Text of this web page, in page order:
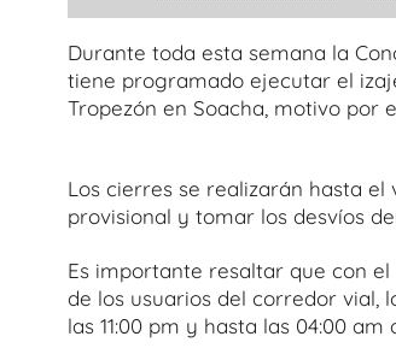
Durante toda esta semana la
tiene programado ejecutar el
Tropezón en Soacha, motivo por
Los cierres se realizarán hasta
provisional y tomar los desvíos
Es importante resaltar que con
de los usuarios del corredor vial,
las 11:00 pm y hasta las 04:00 am